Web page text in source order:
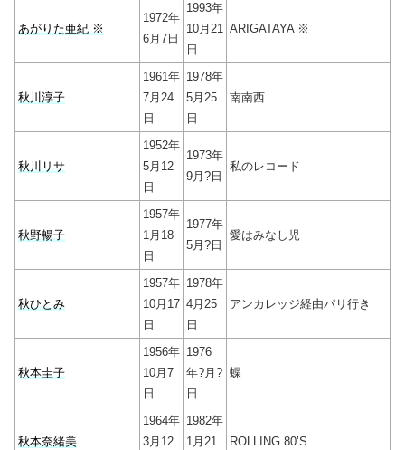
あがりた亜紀 ※
1972年
6月7日
1993年
10月21
日
ARIGATAYA ※
秋川淳子
1961年
7月24
日
1978年
5月25
日
南南西
秋川リサ
1952年
5月12
日
1973年
9月?日
私のレコード
秋野暢子
1957年
1月18
日
1977年
5月?日
愛はみなし児
秋ひとみ
1957年
10月17
日
1978年
4月25
日
アンカレッジ経由パリ行き
秋本圭子
1956年
10月7
日
1976
年?月?
日
蝶
秋本奈緒美
1964年
3月12
1982年
1月21
ROLLING 80’S